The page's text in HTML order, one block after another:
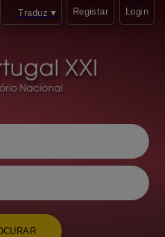
Traduz ▼ Registar Login